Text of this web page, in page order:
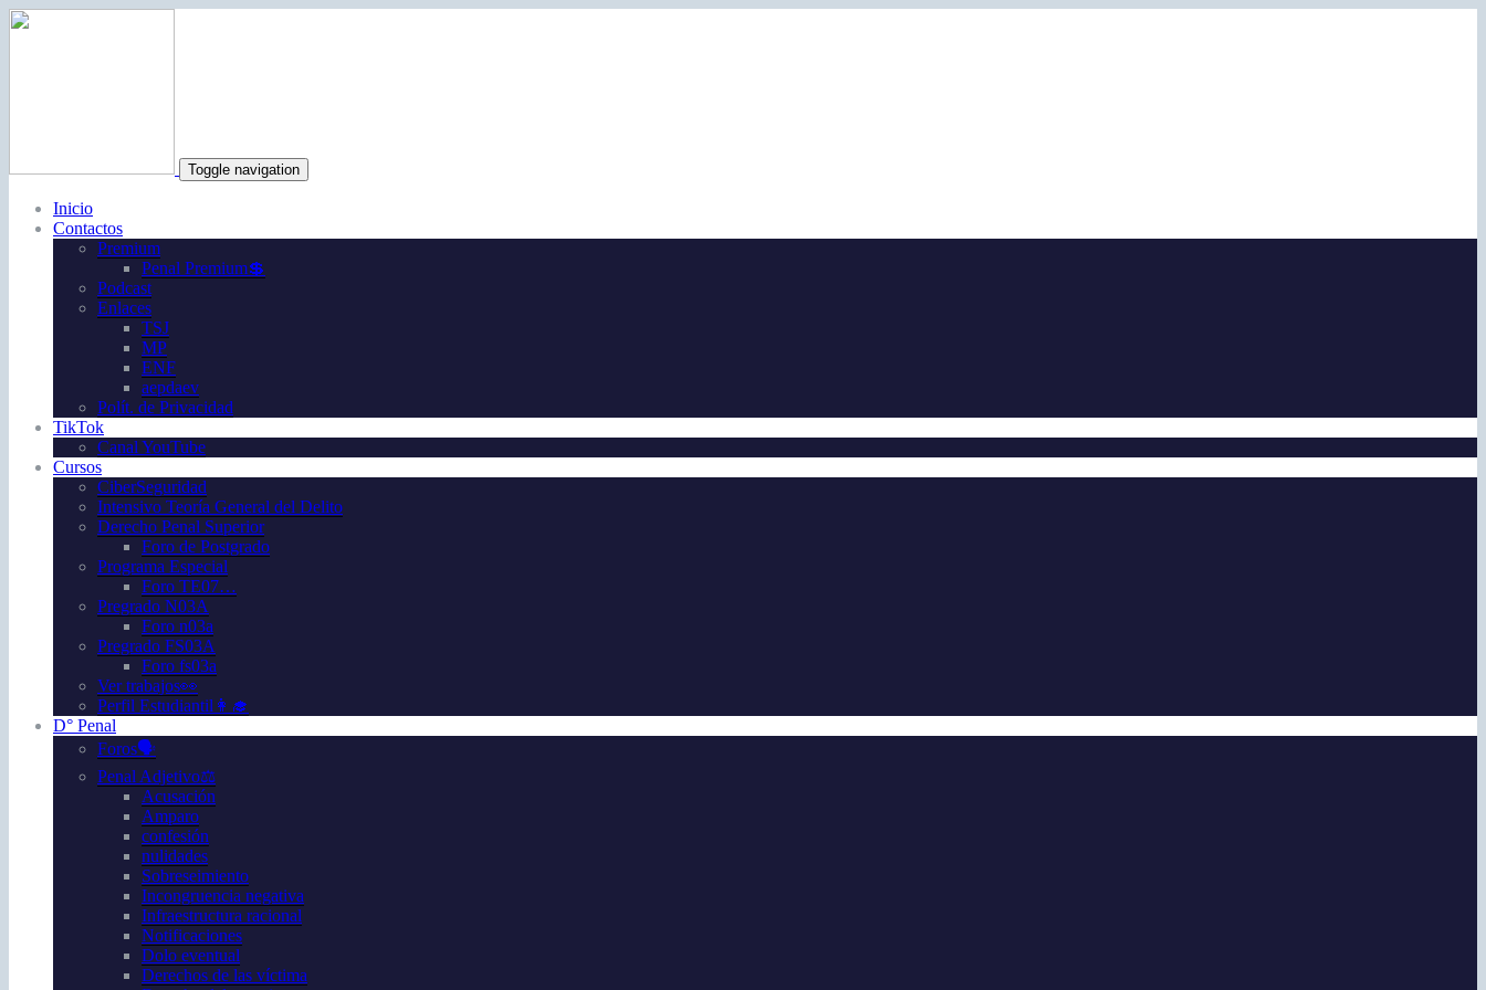
Toggle navigation
Inicio
Contactos
Premium
Penal Premium💲
Podcast
Enlaces
TSJ
MP
ENF
aepdaev
Polít. de Privacidad
TikTok
Canal YouTube
Cursos
CiberSeguridad
Intensivo Teoría General del Delito
Derecho Penal Superior
Foro de Postgrado
Programa Especial
Foro TE07…
Pregrado N03A
Foro n03a
Pregrado FS03A
Foro fs03a
Ver trabajos👀
Perfil Estudiantil👩‍🎓
D° Penal
Foros🗣️
Penal Adjetivo⚖️
Acusación
Amparo
confesión
nulidades
Sobreseimiento
Incongruencia negativa
Infraestructura racional
Notificaciones
Dolo eventual
Derechos de las víctima